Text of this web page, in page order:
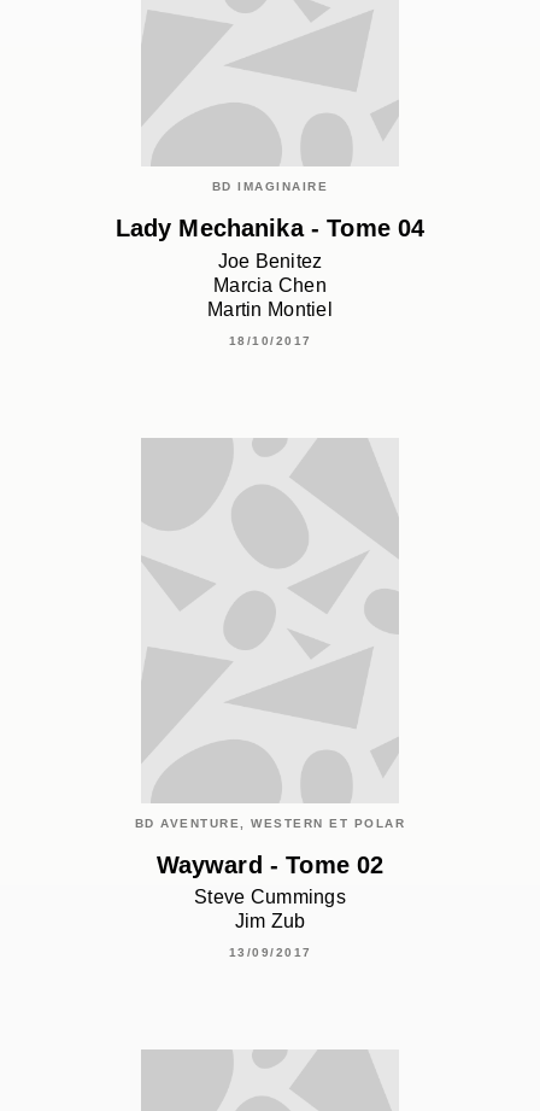
BD IMAGINAIRE
Lady Mechanika - Tome 04
Joe Benitez
Marcia Chen
Martin Montiel
18/10/2017
BD AVENTURE, WESTERN ET POLAR
Wayward - Tome 02
Steve Cummings
Jim Zub
13/09/2017